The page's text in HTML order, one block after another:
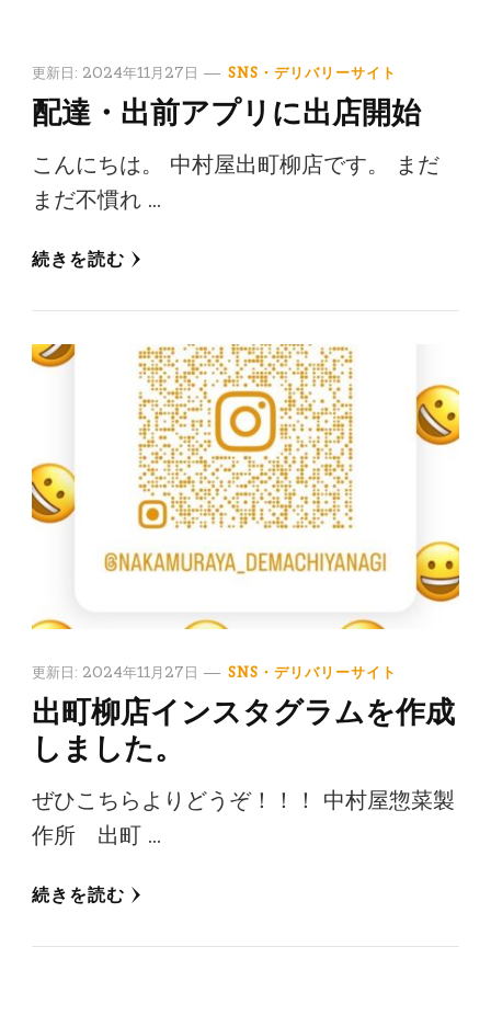
更新日: 2024年11月27日 SNS・デリバリーサイト
配達・出前アプリに出店開始
こんにちは。 中村屋出町柳店です。 まだ
まだ不慣れ …
続きを読む
更新日: 2024年11月27日 SNS・デリバリーサイト
出町柳店インスタグラムを作成
しました。
ぜひこちらよりどうぞ！！！ 中村屋惣菜製
作所 出町 …
続きを読む